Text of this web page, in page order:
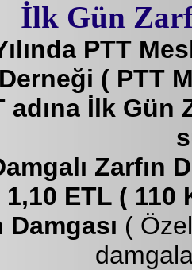
İlk Gün
PTT
Derneği ( PTT
adına İlk Gün
Zarfın
1,10 ETL (
(